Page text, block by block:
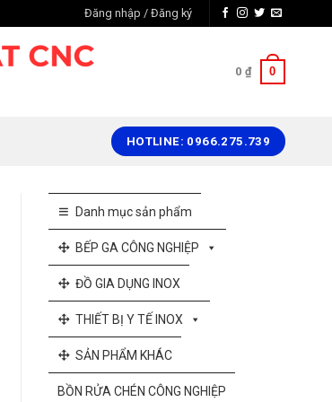
Đăng nhập / Đăng ký
0 ₫ 0
HOTLINE: 0966.275.739
Danh mục sản phẩm
BẾP GA CÔNG NGHIỆP
ĐỒ GIA DỤNG INOX
THIẾT BỊ Y TẾ INOX
SẢN PHẨM KHÁC
BỒN RỬA CHÉN CÔNG NGHIỆP